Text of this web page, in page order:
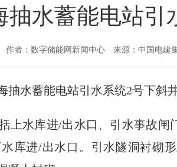
抽水蓄能电站引
作者：数字储能网新闻中心 来源：中国电建
抽水蓄能电站引水系统2号下斜
上水库进/出水口、引水事故
库进/出水口。引水隧洞衬砌